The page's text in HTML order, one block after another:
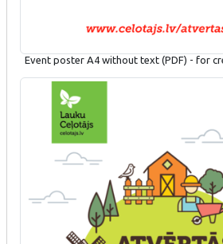
Event poster A4 without text (PDF) - for